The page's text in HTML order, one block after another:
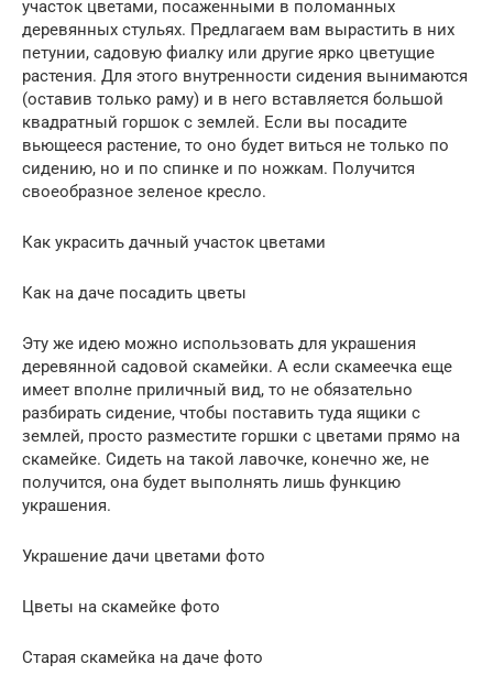
участок цветами, посаженными в поломанных
деревянных стульях. Предлагаем вам вырастить в них
петунии, садовую фиалку или другие ярко цветущие
растения. Для этого внутренности сидения вынимаются
(оставив только раму) и в него вставляется большой
квадратный горшок с землей. Если вы посадите
вьющееся растение, то оно будет виться не только по
сидению, но и по спинке и по ножкам. Получится
своеобразное зеленое кресло.
Как украсить дачный участок цветами
Как на даче посадить цветы
Эту же идею можно использовать для украшения
деревянной садовой скамейки. А если скамеечка еще
имеет вполне приличный вид, то не обязательно
разбирать сидение, чтобы поставить туда ящики с
землей, просто разместите горшки с цветами прямо на
скамейке. Сидеть на такой лавочке, конечно же, не
получится, она будет выполнять лишь функцию
украшения.
Украшение дачи цветами фото
Цветы на скамейке фото
Старая скамейка на даче фото